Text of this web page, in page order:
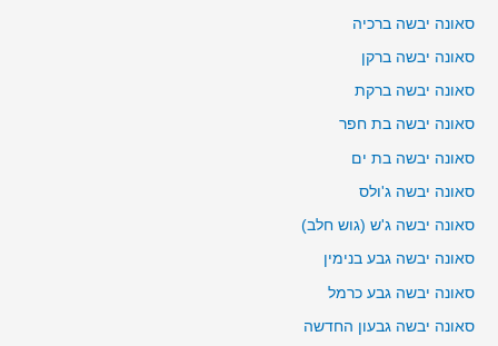
סאונה יבשה ברכיה
סאונה יבשה ברקן
סאונה יבשה ברקת
סאונה יבשה בת חפר
סאונה יבשה בת ים
סאונה יבשה ג'ולס
סאונה יבשה ג'ש (גוש חלב)
סאונה יבשה גבע בנימין
סאונה יבשה גבע כרמל
סאונה יבשה גבעון החדשה